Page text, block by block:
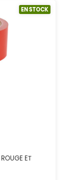
EN STOCK
ET